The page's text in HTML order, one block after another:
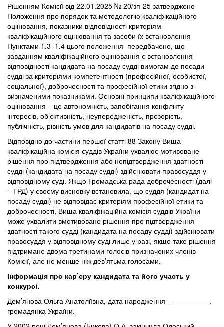
Рішенням Комісії від 22.01.2025 № 20/зп-25 затверджено
Положення про порядок та методологію кваліфікаційного
оцінювання, показники відповідності критеріям
кваліфікаційного оцінювання та засоби їх встановлення
Пунктами 1.3‒1.4 цього положення передбачено, що
завданням кваліфікаційного оцінювання є встановлення
відповідності кандидата на посаду судді вимогам до посади
судді за критеріями компетентності (професійної, особистої,
соціальної), доброчесності та професійної етики згідно з
визначеними показниками. Основні принципи кваліфікаційного
оцінювання ‒ це автономність, запобігання конфлікту
інтересів, об’єктивність, неупередженість, прозорість,
публічність, рівність умов для кандидатів на посаду судді.
Відповідно до частини першої статті 88 Закону Вища
кваліфікаційна комісія суддів України ухвалює мотивоване
рішення про підтвердження або непідтвердження здатності
судді (кандидата на посаду судді) здійснювати правосуддя у
відповідному суді. Якщо Громадська рада доброчесності (далі
– ГРД) у своєму висновку встановила, що суддя (кандидат на
посаду судді) не відповідає критеріям професійної етики та
доброчесності, Вища кваліфікаційна комісія суддів України
може ухвалити вмотивоване рішення про підтвердження
здатності такого судді (кандидата на посаду судді) здійснювати
правосуддя у відповідному суді лише у разі, якщо таке рішення
підтримане двома третинами голосів призначених членів
Комісії, але не менше ніж дев’ятьма голосами.
Інформація про кар’єру кандидата та його участь у
конкурсі.
Дем’янова Ольга Анатоліївна, дата народження – _________,
громадянка України.